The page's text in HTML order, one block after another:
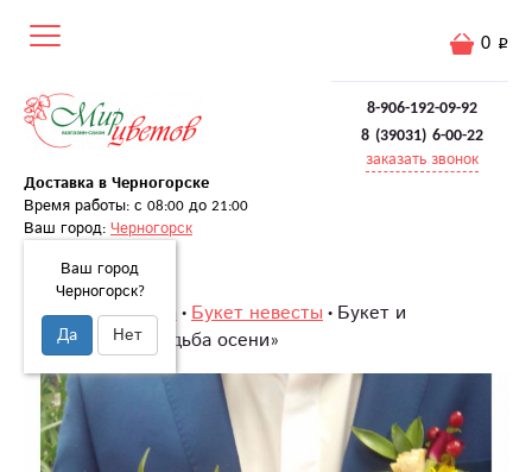
8-906-192-09-92
8 (39031) 6-00-22
заказать звонок
Доставка в Черногорске
Время работы: с 08:00 до 21:00
Ваш город: Черногорск
Ваш город
Черногорск?
Да Нет
0
Главная Свадьба Букет невесты Букет и
бутоньерка «Свадьба осени»